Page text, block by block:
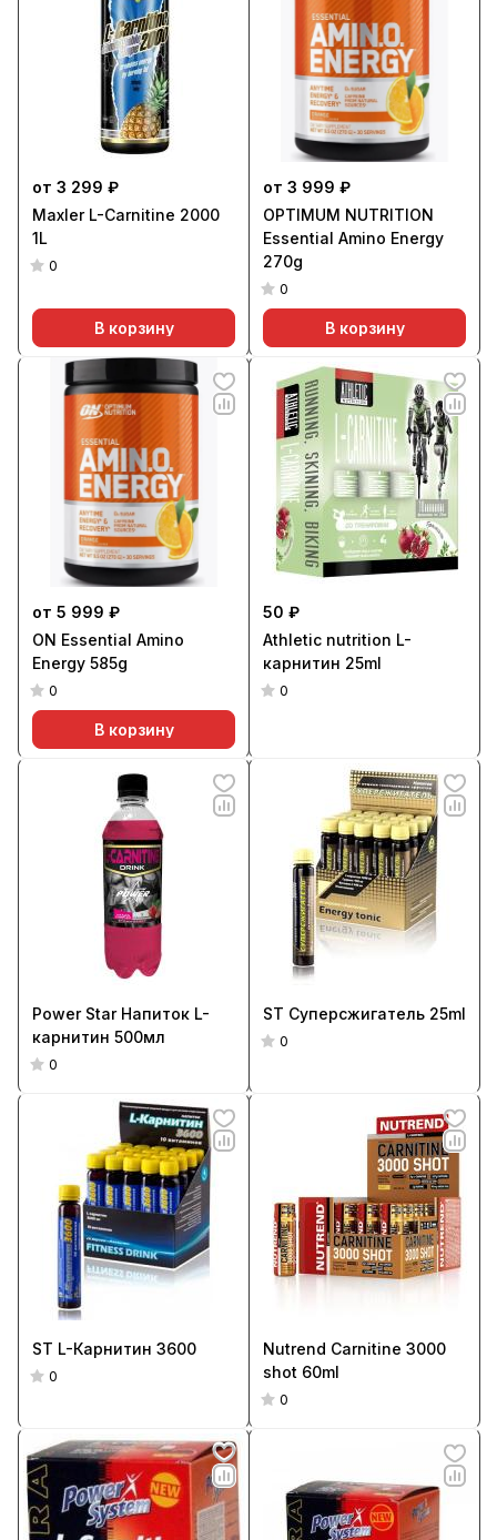
от 3 299 ₽
Maxler L-Carnitine 2000
1L
0
В корзину
от 3 999 ₽
OPTIMUM NUTRITION
Essential Amino Energy
270g
0
В корзину
от 5 999 ₽
ON Essential Amino
Energy 585g
0
В корзину
50 ₽
Athletic nutrition L-
карнитин 25ml
0
Power Star Напиток L-
карнитин 500мл
0
ST Суперсжигатель 25ml
0
ST L-Карнитин 3600
0
Nutrend Carnitine 3000
shot 60ml
0